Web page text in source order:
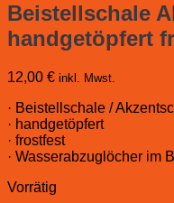
Beistellschale
handgetöpfert
12,00 € inkl. Mwst.
· Beistellschale /
· handgetöpfert
· frostfest
· Wasserabzuglöcher im
Vorrätig